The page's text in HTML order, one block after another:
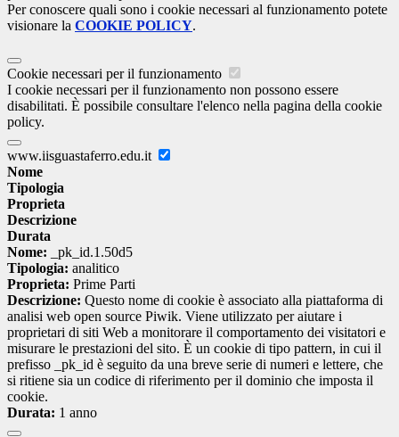
Per conoscere quali sono i cookie necessari al funzionamento potete
visionare la COOKIE POLICY.
Cookie necessari per il funzionamento
I cookie necessari per il funzionamento non possono essere
disabilitati. È possibile consultare l'elenco nella pagina della cookie
policy.
www.iisguastaferro.edu.it
Nome
Tipologia
Proprieta
Descrizione
Durata
Nome: _pk_id.1.50d5
Tipologia: analitico
Proprieta: Prime Parti
Descrizione: Questo nome di cookie è associato alla piattaforma di
analisi web open source Piwik. Viene utilizzato per aiutare i
proprietari di siti Web a monitorare il comportamento dei visitatori e
misurare le prestazioni del sito. È un cookie di tipo pattern, in cui il
prefisso _pk_id è seguito da una breve serie di numeri e lettere, che
si ritiene sia un codice di riferimento per il dominio che imposta il
cookie.
Durata: 1 anno